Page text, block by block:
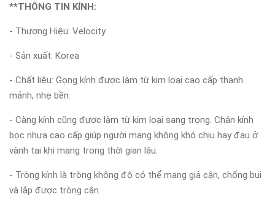
**THÔNG TIN KÍNH:
- Thương Hiệu: Velocity
- Sản xuất: Korea
- Chất liệu: Gọng kính được làm từ kim loại cao cấp thanh
mảnh, nhẹ bền.
- Càng kính cũng được làm từ kim loại sang trọng. Chân kính
bọc nhựa cao cấp giúp người mang không khó chịu hay đau ở
vành tai khi mang trong thời gian lâu.
- Tròng kính là tròng không độ có thể mang giả cận, chống bụi
và lắp được tròng cận.